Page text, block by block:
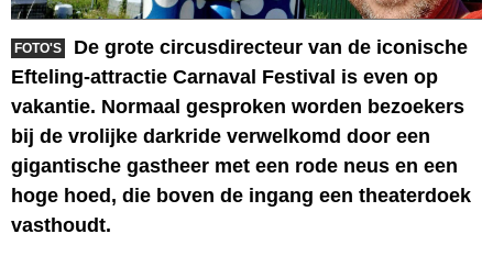
FOTO'S
De grote circusdirecteur van de iconische
Efteling-attractie Carnaval Festival is even op
vakantie. Normaal gesproken worden bezoekers
bij de vrolijke darkride verwelkomd door een
gigantische gastheer met een rode neus en een
hoge hoed, die boven de ingang een theaterdoek
vasthoudt.